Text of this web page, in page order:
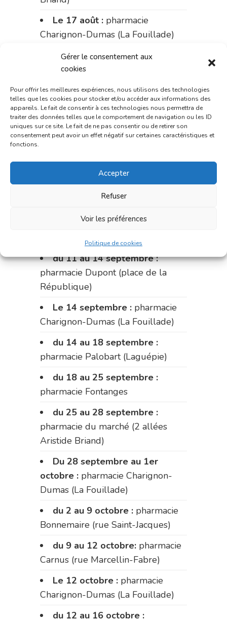
Gérer le consentement aux
cookies
Pour offrir les meilleures expériences, nous utilisons des technologies
telles que les cookies pour stocker et/ou accéder aux informations des
appareils. Le fait de consentir à ces technologies nous permettra de
traiter des données telles que le comportement de navigation ou les ID
uniques sur ce site. Le fait de ne pas consentir ou de retirer son
consentement peut avoir un effet négatif sur certaines caractéristiques et
fonctions.
Accepter
Refuser
Voir les préférences
Politique de cookies
Le 17 août : pharmacie
Charignon-Dumas (La Fouillade)
du 17 au 21 août :pharmacie
Palobart (Laguépie)
du 21 au 28 août :pharmacie
Dupont (place de la République)
du 28 au 31 août :pharmacie
Bonnemaire (rue Saint-Jacques)
Du 31 août au 4 septembre :
pharmacie Charignon-Dumas (La
Fouillade)
pharmacie Carnus (rue Marcellin-
du 11 au 14 septembre :
pharmacie Dupont (place de la
République)
Le 14 septembre : pharmacie
Charignon-Dumas (La Fouillade)
du 14 au 18 septembre :
pharmacie Palobart (Laguépie)
du 18 au 25 septembre :
pharmacie Fontanges
du 25 au 28 septembre :
pharmacie du marché (2 allées
Aristide Briand)
Du 28 septembre au 1er
octobre : pharmacie Charignon-
Dumas (La Fouillade)
du 2 au 9 octobre : pharmacie
Bonnemaire (rue Saint-Jacques)
du 9 au 12 octobre: pharmacie
Carnus (rue Marcellin-Fabre)
Le 12 octobre : pharmacie
Charignon-Dumas (La Fouillade)
du 12 au 16 octobre :